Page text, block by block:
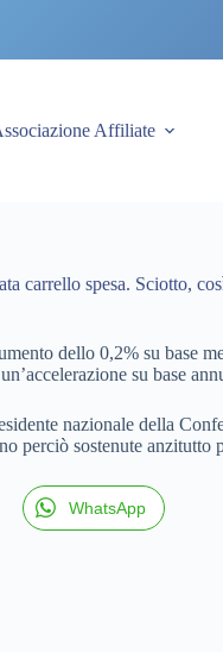
Affiliate
carrello spesa. Sciotto,
dello 0,2% su base
su base
nazionale della
perciò sostenute anzitutto
WhatsApp